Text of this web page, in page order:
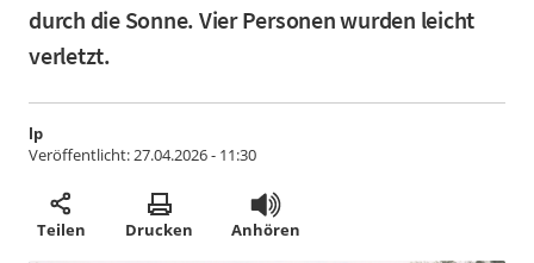
durch die Sonne. Vier Personen wurden leicht
verletzt.
lp
Veröffentlicht:27.04.2026 - 11:30
Teilen Drucken Anhören